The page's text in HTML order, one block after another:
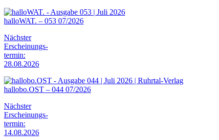
halloWAT. – 053 07/2026
Nächster
Erscheinungs-
termin:
28.08.2026
hallobo.OST – 044 07/2026
Nächster
Erscheinungs-
termin:
14.08.2026